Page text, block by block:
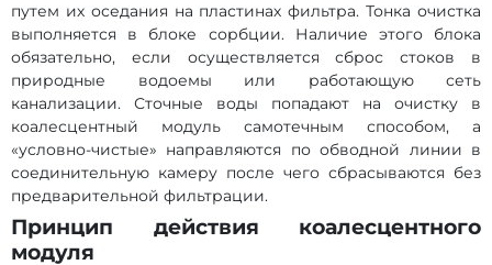
путем их оседания на пластинах фильтра. Тонка очистка
выполняется в блоке сорбции. Наличие этого блока
обязательно, если осуществляется сброс стоков в
природные водоемы или работающую сеть
канализации. Сточные воды попадают на очистку в
коалесцентный модуль самотечным способом, а
«условно-чистые» направляются по обводной линии в
соединительную камеру после чего сбрасываются без
предварительной фильтрации.
Принцип действия коалесцентного
модуля